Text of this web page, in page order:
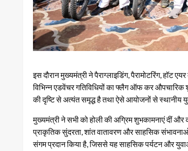
इस दौरान मुख्यमंत्री ने पैराग्लाइडिंग, पैरामोटरिंग, हॉट
विभिन्न एडवेंचर गतिविधियों का फ्लैग ऑफ कर औपचारिक
की दृष्टि से अत्यंत समृद्ध है तथा ऐसे आयोजनों से स्थानीय
मुख्यमंत्री ने सभी को होली की अग्रिम शुभकामनाएं दीं और
प्राकृतिक सुंदरता, शांत वातावरण और साहसिक
संगम प्रदान किया है, जिससे यह साहसिक पर्यटन और